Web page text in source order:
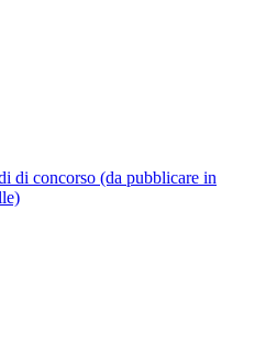
di concorso (da pubblicare in